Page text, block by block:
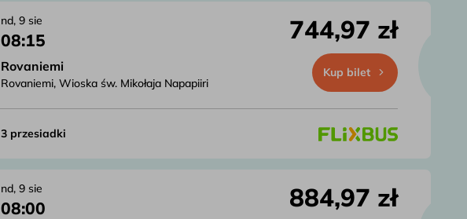
nd, 9 sie
08:15
Rovaniemi
Rovaniemi, Wioska św. Mikołaja Napapiiri
744,97 zł
Kup bilet
3 przesiadki
nd, 9 sie
08:00 884,97 zł